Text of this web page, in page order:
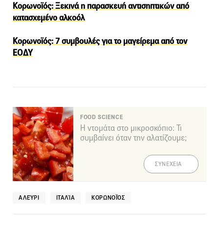
Κορωνοϊός: Ξεκινά η παρασκευή αντισηπτικών από
κατασχεμένο αλκοόλ
Κορωνοϊός: 7 συμβουλές για το μαγείρεμα από τον
ΕΟΔΥ
FOOD SCIENCE
Η ντομάτα στο μικροσκόπιο: Τι
συμβαίνει όταν την αλατίζουμε;
ΣΥΝΕΧΕΙΑ
ΑΛΕΎΡΙ ΙΤΑΛΊΑ ΚΟΡΩΝΟΪΌΣ